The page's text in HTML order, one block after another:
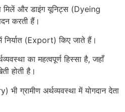
मिलें और डाइंग यूनिट्स (Dyeing
करती हैं।
निर्यात (Export) किए जाते हैं।
का महत्वपूर्ण हिस्सा है, जहाँ
होती है।
ग्रामीण अर्थव्यवस्था में योगदान देता